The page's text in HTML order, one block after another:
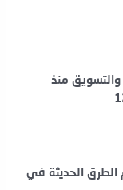
والتسويق منذ
الطرق الحديثة في